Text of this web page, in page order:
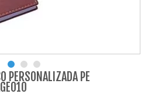
PERSONALIZADA PE